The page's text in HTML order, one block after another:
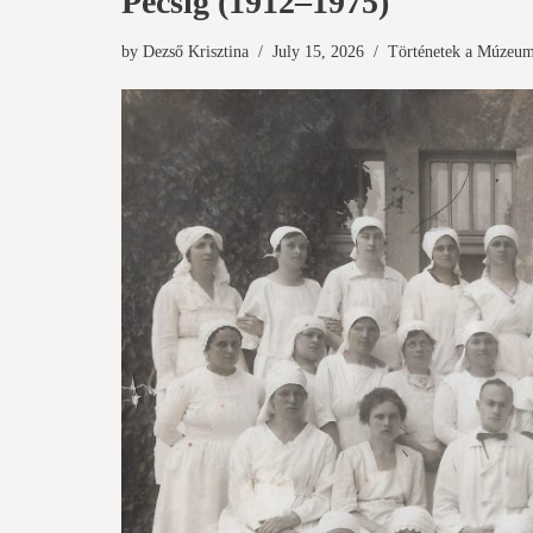
by Dezső Krisztina July 15, 2026 Történetek a